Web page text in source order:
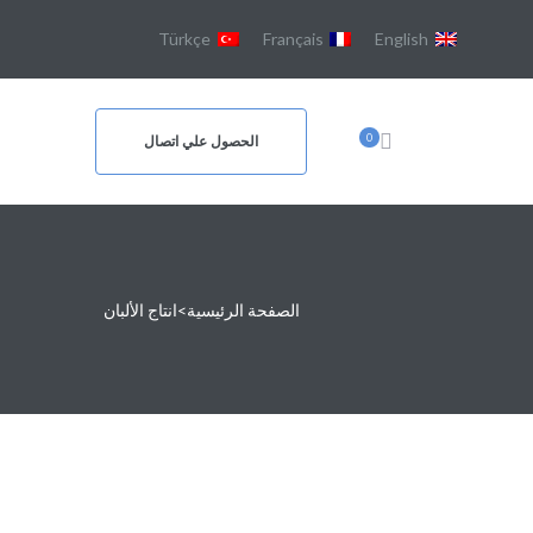
English
Français
Türkçe
0 الحصول علي اتصال
الصفحة الرئيسية>انتاج الألبان